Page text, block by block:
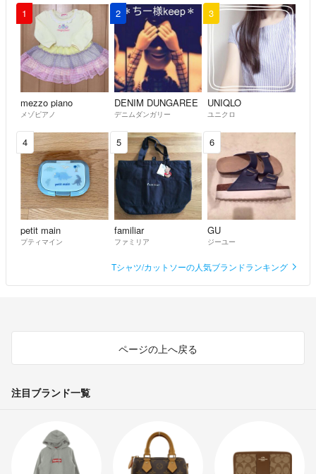
1
mezzo piano
メゾピアノ
2
DENIM DUNGAREE
デニムダンガリー
3
UNIQLO
ユニクロ
4
petit main
プティマイン
5
familiar
ファミリア
6
GU
ジーユー
Tシャツ/カットソーの人気ブランドランキング
ページの上へ戻る
注目ブランド一覧